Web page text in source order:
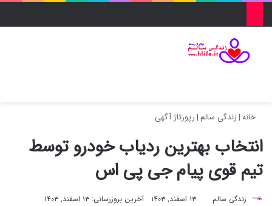
خانه|زندگی سالم |رپورتاژ آگهی
انتخاب بهترین ردیاب خودرو توسط
تیم قوی پیام جی پی اس
زندگی سالم ۱۳ اسفند, ۱۴۰۳
آخرین بروزرسانی: ۱۳ اسفند, ۱۴۰۳